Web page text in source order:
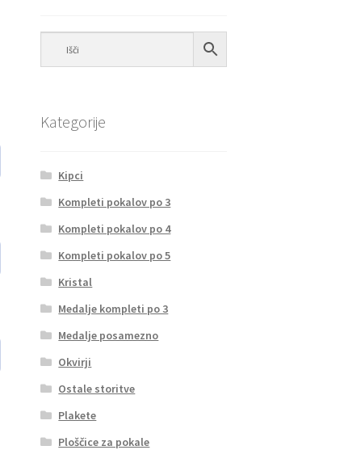
Kategorije
Kipci
Kompleti pokalov po 3
Kompleti pokalov po 4
Kompleti pokalov po 5
Kristal
Medalje kompleti po 3
Medalje posamezno
Okvirji
Ostale storitve
Plakete
Ploščice za pokale